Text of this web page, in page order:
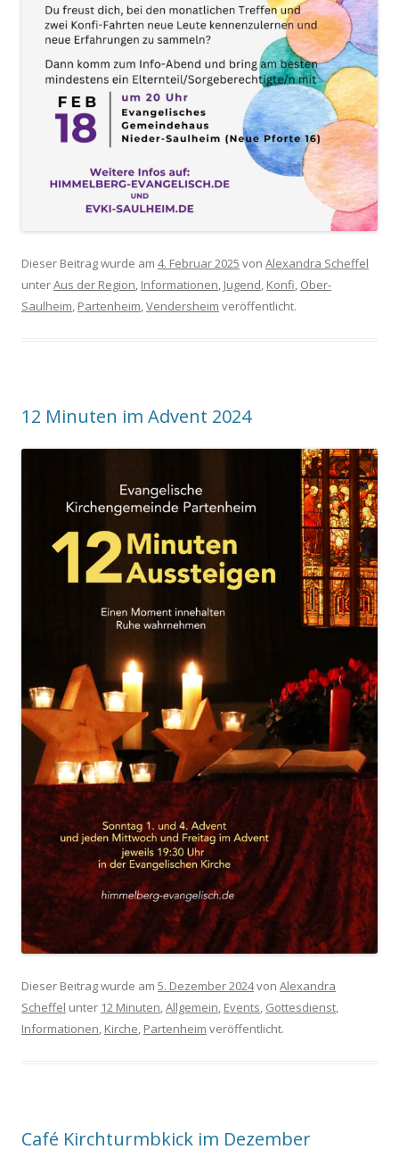
Dieser Beitrag wurde am 4. Februar 2025 von Alexandra Scheffel
unterAus der Region, Informationen, Jugend, Konfi, Ober-
Saulheim, Partenheim,Vendersheim veröffentlicht.
12 Minuten im Advent 2024
Dieser Beitrag wurde am 5. Dezember 2024von Alexandra
Scheffel unter 12 Minuten Allgemein Events Gottesdienst
Informationen Kirche Partenheim veröffentlicht.
Café Kirchturmbkick im Dezember